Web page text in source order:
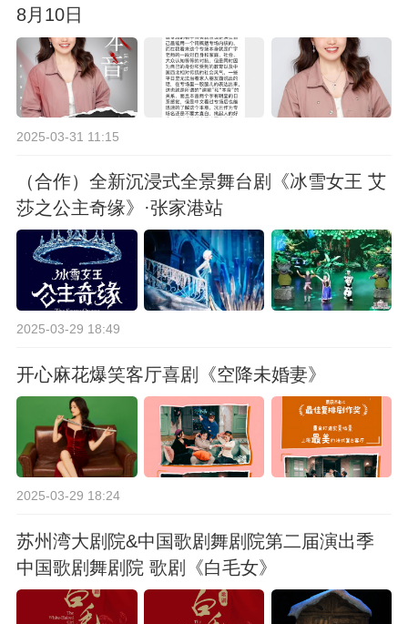
8月10日
2025-03-31 11:15
（合作）全新沉浸式全景舞台剧《冰雪女王 艾
莎之公主奇缘》·张家港站
2025-03-29 18:49
开心麻花爆笑客厅喜剧《空降未婚妻》
2025-03-29 18:24
苏州湾大剧院&中国歌剧舞剧院第二届演出季
中国歌剧舞剧院 歌剧《白毛女》